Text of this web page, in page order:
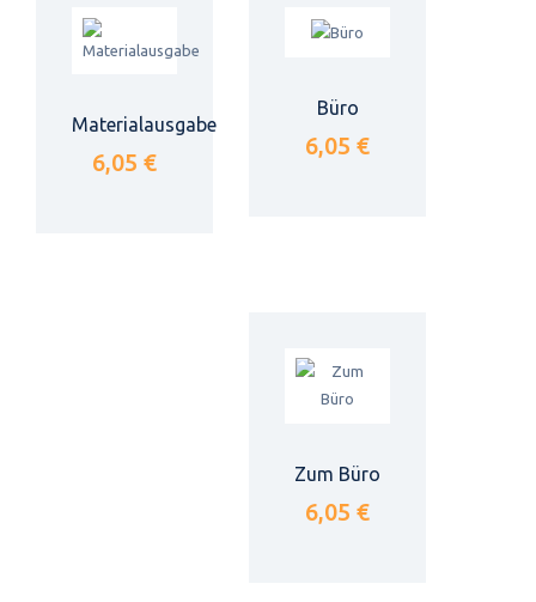
Materialausgabe
6,05 €
Büro
6,05 €
Zum Büro
6,05 €